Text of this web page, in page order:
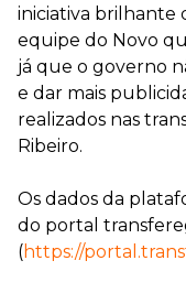
iniciativa brilhante
equipe do Novo
já que o governo
e dar mais
realizados nas
Ribeiro.
Os dados da
do portal
(https://